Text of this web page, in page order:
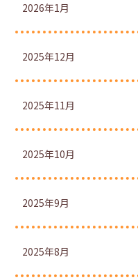
2026年1月
2025年12月
2025年11月
2025年10月
2025年9月
2025年8月